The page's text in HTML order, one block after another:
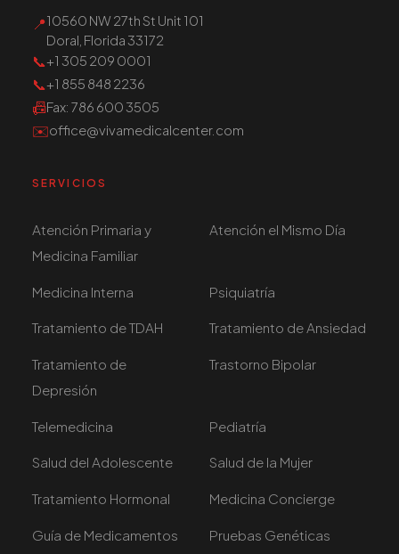
📍10560 NW 27th St Unit 101
Doral, Florida 33172
📞+1 305 209 0001
📞+1 855 848 2236
📠Fax: 786 600 3505
✉️office@vivamedicalcenter.com
SERVICIOS
Atención Primaria y
Medicina Familiar
Atención el Mismo Día
Medicina Interna Psiquiatría
Tratamiento de TDAH Tratamiento de Ansiedad
Tratamiento de
Depresión
Trastorno Bipolar
Telemedicina Pediatría
Salud del Adolescente Salud de la Mujer
Tratamiento Hormonal Medicina Concierge
Guía de Medicamentos Pruebas Genéticas